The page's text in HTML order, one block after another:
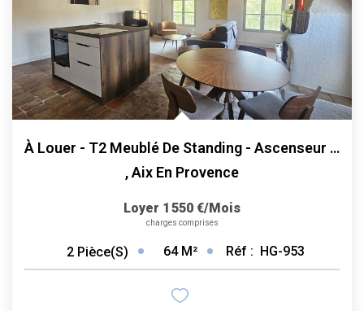
À Louer - T2 Meublé De Standing - Ascenseur - Terrasse
,Aix En Provence
Loyer 1 550 €/mois
charges comprises
2 Pièce(s) 64 M² Réf : HG-953